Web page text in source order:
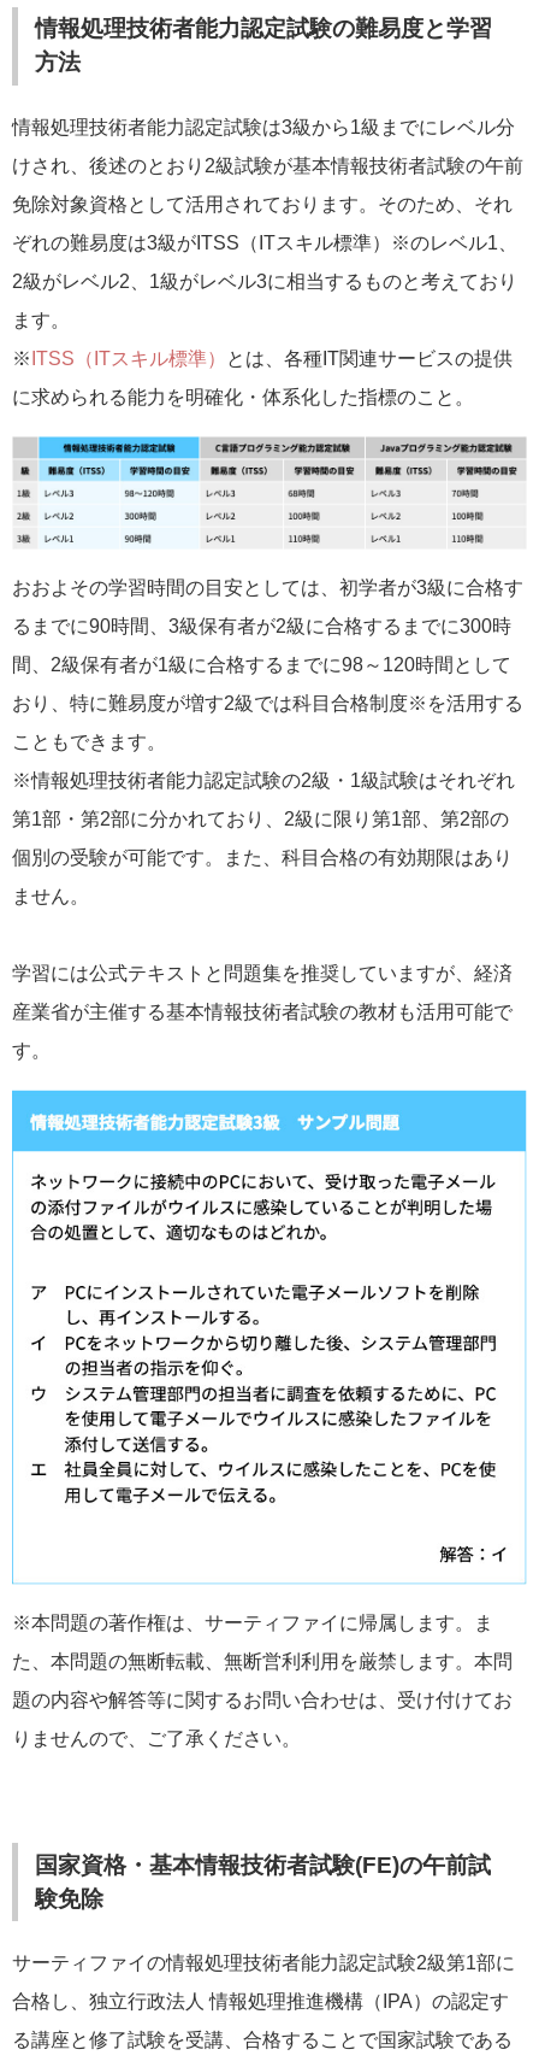
情報処理技術者能力認定試験の難易度と学習
方法
情報処理技術者能力認定試験は3級から1級までにレベル分
けされ、後述のとおり2級試験が基本情報技術者試験の午前
免除対象資格として活用されております。そのため、それ
ぞれの難易度は3級がITSS（ITスキル標準）※のレベル1、
2級がレベル2、1級がレベル3に相当するものと考えており
ます。
※ ITSS（ITスキル標準）
とは、各種IT関連サービスの提供
に求められる能力を明確化・体系化した指標のこと。
おおよその学習時間の目安としては、初学者が3級に合格す
るまでに90時間、3級保有者が2級に合格するまでに300時
間、2級保有者が1級に合格するまでに98～120時間として
おり、特に難易度が増す2級では科目合格制度※を活用する
こともできます。
※情報処理技術者能力認定試験の2級・1級試験はそれぞれ
第1部・第2部に分かれており、2級に限り第1部、第2部の
個別の受験が可能です。また、科目合格の有効期限はあり
ません。
学習には公式テキストと問題集を推奨していますが、経済
産業省が主催する基本情報技術者試験の教材も活用可能で
す。
※本問題の著作権は、サーティファイに帰属します。ま
た、本問題の無断転載、無断営利利用を厳禁します。本問
題の内容や解答等に関するお問い合わせは、受け付けてお
りませんので、ご了承ください。
国家資格・基本情報技術者試験(FE)の午前試
験免除
サーティファイの情報処理技術者能力認定試験2級第1部に
合格し、独立行政法人 情報処理推進機構（IPA）の認定す
る講座と修了試験を受講、合格することで国家試験である